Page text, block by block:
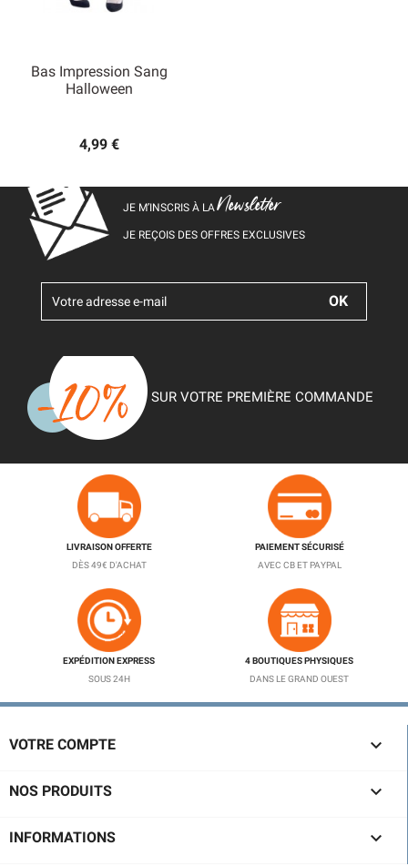
Bas Impression Sang
Halloween
4,99 €
JE M’INSCRIS À LANewsletter
JE REÇOIS DES OFFRES EXCLUSIVES
SUR VOTRE PREMIÈRE COMMANDE
LIVRAISON OFFERTE
DÈS 49€ D'ACHAT
PAIEMENT SÉCURISÉ
AVEC CB ET PAYPAL
EXPÉDITION EXPRESS
SOUS 24H
4 BOUTIQUES PHYSIQUES
DANS LE GRAND OUEST
VOTRE COMPTE 
NOS PRODUITS 
INFORMATIONS 